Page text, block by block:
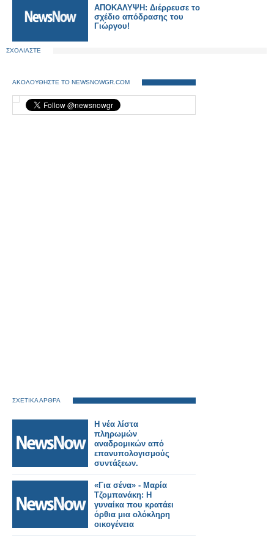
ΑΠΟΚΑΛΥΨΗ: Διέρρευσε το
σχέδιο απόδρασης του
Γιώργου!
ΣΧΟΛΙΑΣΤΕ
ΑΚΟΛΟΥΘΗΣΤΕ ΤΟ NEWSNOWGR.COM
ΣΧΕΤΙΚΑ ΑΡΘΡΑ
Η νέα λίστα
πληρωμών
αναδρομικών από
επανυπολογισμούς
συντάξεων.
«Για σένα» - Μαρία
Τζομπανάκη: Η
γυναίκα που κρατάει
όρθια μια ολόκληρη
οικογένεια